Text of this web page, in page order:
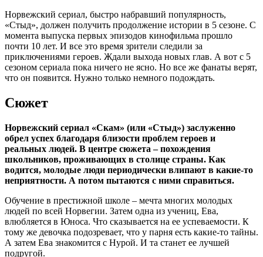
Норвежский сериал, быстро набравший популярность,
«Стыд», должен получить продолжение истории в 5 сезоне. С
момента выпуска первых эпизодов кинофильма прошло
почти 10 лет. И все это время зрители следили за
приключениями героев. Ждали выхода новых глав. А вот с 5
сезоном сериала пока ничего не ясно. Но все же фанаты верят,
что он появится. Нужно только немного подождать.
Сюжет
Норвежский сериал «Скам» (или «Стыд») заслуженно
обрел успех благодаря близости проблем героев и
реальных людей. В центре сюжета – похождения
школьников, проживающих в столице страны. Как
водится, молодые люди периодически влипают в какие-то
неприятности. А потом пытаются с ними справиться.
Обучение в престижной школе – мечта многих молодых
людей по всей Норвегии. Затем одна из учениц, Ева,
влюбляется в Юноса. Что сказывается на ее успеваемости. К
тому же девочка подозревает, что у парня есть какие-то тайны.
А затем Ева знакомится с Нурой. И та станет ее лучшей
подругой.